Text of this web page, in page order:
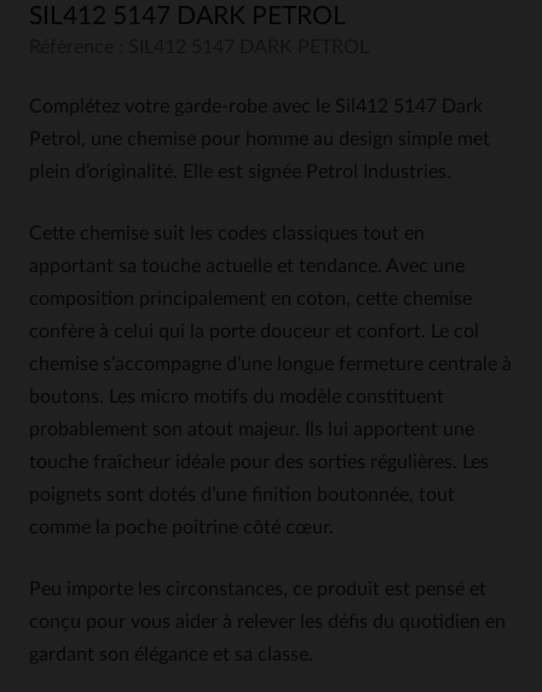
SIL412 5147 DARK PETROL
Complétez votre garde-robe avec le Sil412 5147 Dark
Petrol, une chemise pour homme au design simple met
plein d’originalité. Elle est signée Petrol Industries.
Cette chemise suit les codes classiques tout en
apportant sa touche actuelle et tendance. Avec une
composition principalement en coton, cette chemise
confère à celui qui la porte douceur et confort. Le col
chemise s’accompagne d’une longue fermeture centrale à
boutons. Les micro motifs du modèle constituent
probablement son atout majeur. Ils lui apportent une
touche fraîcheur idéale pour des sorties régulières. Les
poignets sont dotés d’une finition boutonnée, tout
comme la poche poitrine côté cœur.
Peu importe les circonstances, ce produit est pensé et
conçu pour vous aider à relever les défis du quotidien en
gardant son élégance et sa classe.